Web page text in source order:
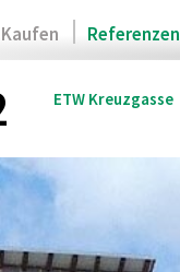
Kaufen Referenzen
ETW Kreuzgasse